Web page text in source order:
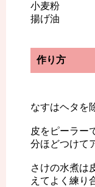
小麦粉
揚げ油
作り方
なすはヘタを
皮をピーラー
分ほどつけて
さけの水煮は
えてよく練り